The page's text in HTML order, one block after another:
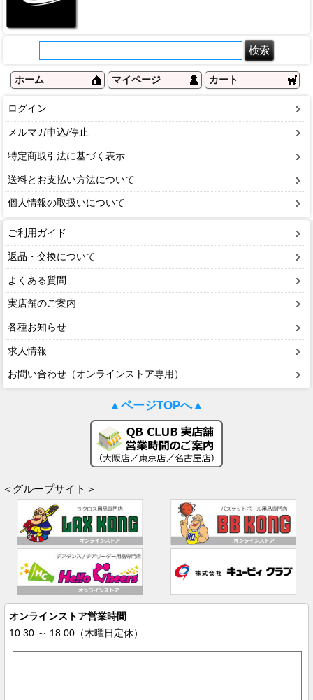
ホーム マイページ カート
ログイン
メルマガ申込/停止
特定商取引法に基づく表示
送料とお支払い方法について
個人情報の取扱いについて
ご利用ガイド
返品・交換について
よくある質問
実店舗のご案内
各種お知らせ
求人情報
お問い合わせ（オンラインストア専用）
▲ページTOPへ▲
＜グループサイト＞
オンラインストア営業時間
10:30 ～ 18:00（木曜日定休）